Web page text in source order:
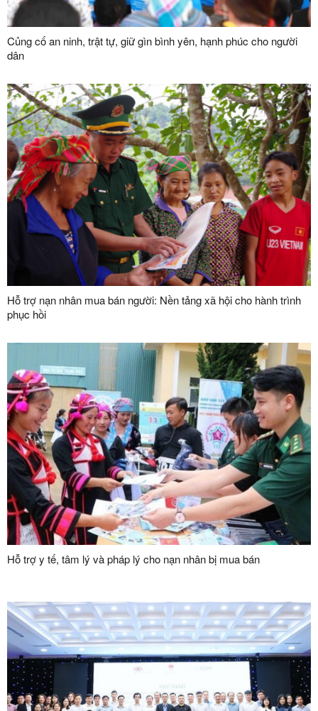
Củng cố an ninh, trật tự, giữ gìn bình yên, hạnh phúc cho người
dân
Hỗ trợ nạn nhân mua bán người: Nền tảng xã hội cho hành trình
phục hồi
Hỗ trợ y tế, tâm lý và pháp lý cho nạn nhân bị mua bán